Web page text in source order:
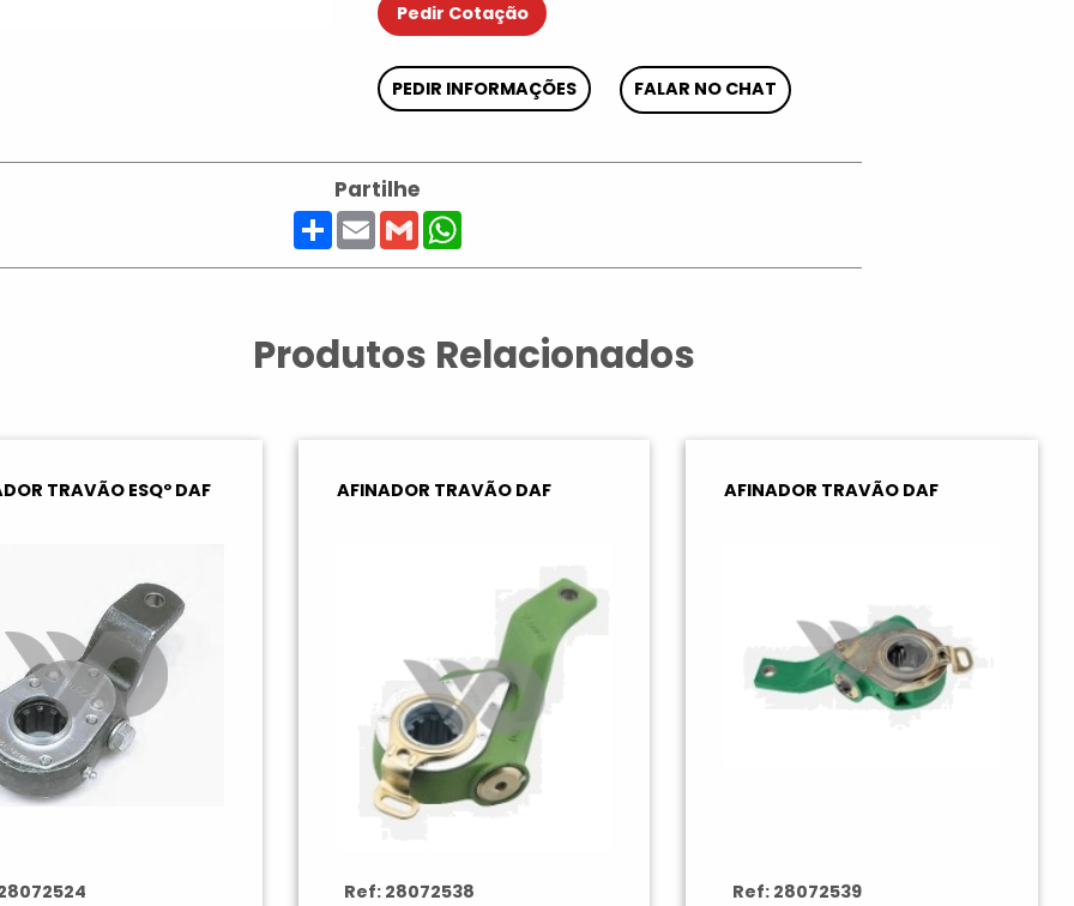
Pedir Cotação
PEDIR INFORMAÇÕES FALAR NO CHAT
Partilhe
ShareEmailGmailWhatsApp
Produtos Relacionados
TRAVÃO ESQº DAF AFINADOR TRAVÃO DAF
Ref: 28072538
AFINADOR TRAVÃO DAF
Ref: 28072539